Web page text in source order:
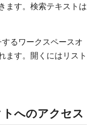
ます。検索テキストは
るワークスペースオ
ます。開くにはリスト
へのアクセス